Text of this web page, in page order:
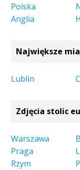
Polska
Anglia
Największe
Lublin
Zdjęcia stolic
Warszawa
Praga
Rzym